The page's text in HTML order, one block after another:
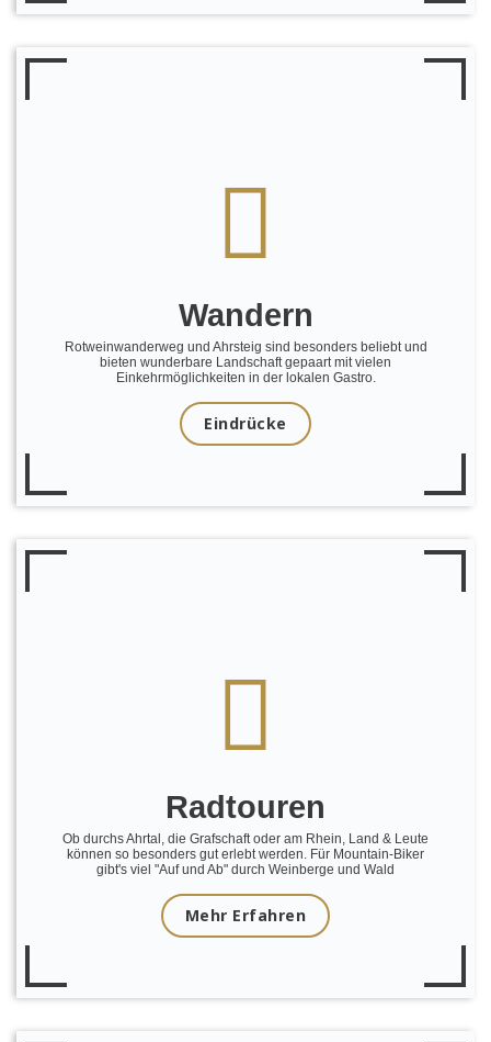
Wandern
Rotweinwanderweg und Ahrsteig sind besonders beliebt und
bieten wunderbare Landschaft gepaart mit vielen
Einkehrmöglichkeiten in der lokalen Gastro.
Eindrücke
Radtouren
Ob durchs Ahrtal, die Grafschaft oder am Rhein, Land & Leute
können so besonders gut erlebt werden. Für Mountain-Biker
gibt's viel "Auf und Ab" durch Weinberge und Wald
Mehr Erfahren